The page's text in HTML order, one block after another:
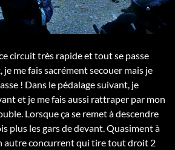
circuit très rapide et tout se passe
je me fais sacrément secouer mais je
! Dans le pédalage suivant, je
et je me fais aussi rattraper par mon
Lorsque ça se remet à descendre
plus les gars de devant. Quasiment à
autre concurrent qui tire tout droit 2